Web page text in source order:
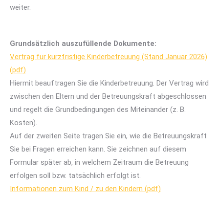
weiter.
Grundsätzlich auszufüllende Dokumente:
Vertrag für kurzfristige Kinderbetreuung (Stand Januar 2026)
(pdf)
Hiermit beauftragen Sie die Kinderbetreuung. Der Vertrag wird
zwischen den Eltern und der Betreuungskraft abgeschlossen
und regelt die Grundbedingungen des Miteinander (z. B.
Kosten).
Auf der zweiten Seite tragen Sie ein, wie die Betreuungskraft
Sie bei Fragen erreichen kann. Sie zeichnen auf diesem
Formular später ab, in welchem Zeitraum die Betreuung
erfolgen soll bzw. tatsächlich erfolgt ist.
Informationen zum Kind / zu den Kindern (pdf)